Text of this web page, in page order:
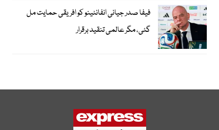
فیفا صدر جیانی انفانٹینو کو افریقی حمایت مل
گئی، مگر عالمی تنقید برقرار